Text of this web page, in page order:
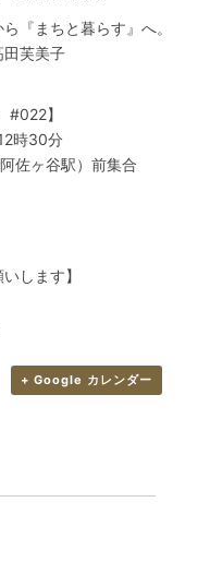
『まちと暮らす』へ。
田芙美子
#022】
時30分
佐ヶ谷駅）前集合
します】
+ Google カレンダー